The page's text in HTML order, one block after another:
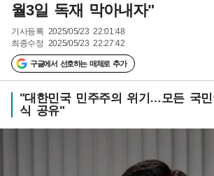
월3일 독재 막아내자"
기사등록 2025/05/23 22:01:48
최종수정 2025/05/23 22:27:42
구글에서 선호하는 매체로 추가
"대한민국 민주주의 위기…모든 국민
식 공유"